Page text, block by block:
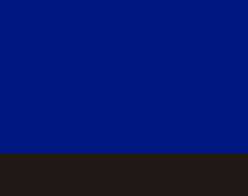
Rivadavia y